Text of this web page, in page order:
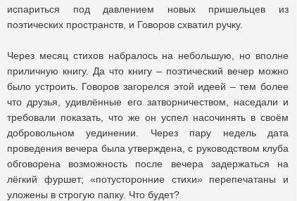
испариться под давлением новых пришельцев из
поэтических пространств, и Говоров схватил ручку.
Через месяц стихов набралось на небольшую, но вполне
приличную книгу. Да что книгу – поэтический вечер можно
было устроить. Говоров загорелся этой идеей – тем более
что друзья, удивлённые его затворничеством, наседали и
требовали показать, что же он успел насочинять в своём
добровольном уединении. Через пару недель дата
проведения вечера была утверждена, с руководством клуба
обговорена возможность после вечера задержаться на
лёгкий фуршет; «потусторонние стихи» перепечатаны и
уложены в строгую папку. Что будет?